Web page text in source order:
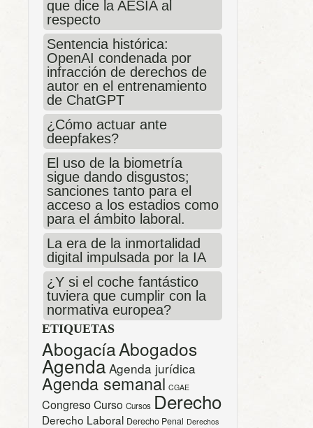
que dice la AESIA al
respecto
Sentencia histórica:
OpenAI condenada por
infracción de derechos de
autor en el entrenamiento
de ChatGPT
¿Cómo actuar ante
deepfakes?
El uso de la biometría
sigue dando disgustos;
sanciones tanto para el
acceso a los estadios como
para el ámbito laboral.
La era de la inmortalidad
digital impulsada por la IA
¿Y si el coche fantástico
tuviera que cumplir con la
normativa europea?
ETIQUETAS
AbogacíaAbogados
Agenda Agenda jurídica
Agenda semanal CGAE
CongresoCurso Cursos Derecho
Derecho Laboral Derecho Penal Derechos